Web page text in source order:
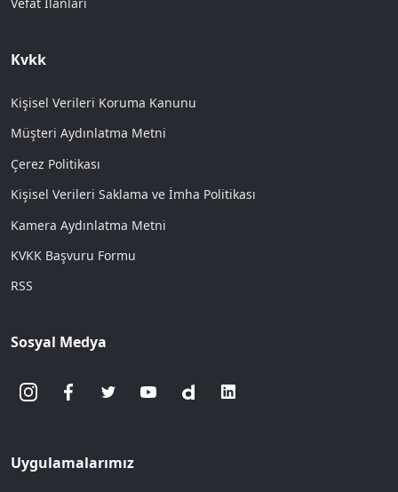
Kvkk
Kişisel Verileri Koruma Kanunu
Müşteri Aydınlatma Metni
Çerez Politikası
Kişisel Verileri Saklama ve İmha Politikası
Kamera Aydınlatma Metni
KVKK Başvuru Formu
RSS
Sosyal Medya
Uygulamalarımız